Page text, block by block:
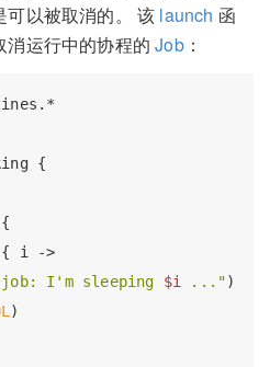
可以被取消的。 该 launch 函
消运行中的协程的Job：
i ->
I'm sleeping $i ...")
)